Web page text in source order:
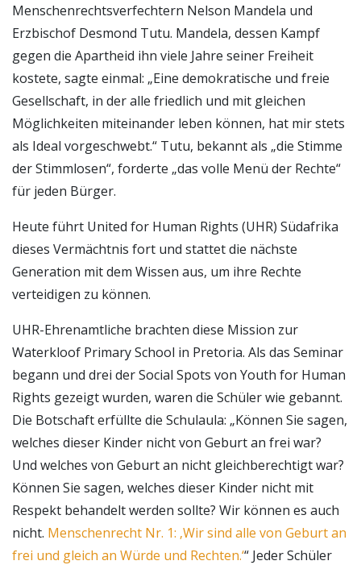
Menschenrechtsverfechtern Nelson Mandela und
Erzbischof Desmond Tutu. Mandela, dessen Kampf
gegen die Apartheid ihn viele Jahre seiner Freiheit
kostete, sagte einmal: „Eine demokratische und freie
Gesellschaft, in der alle friedlich und mit gleichen
Möglichkeiten miteinander leben können, hat mir stets
als Ideal vorgeschwebt.“ Tutu, bekannt als „die Stimme
der Stimmlosen“, forderte „das volle Menü der Rechte“
für jeden Bürger.
Heute führt United for Human Rights (UHR) Südafrika
dieses Vermächtnis fort und stattet die nächste
Generation mit dem Wissen aus, um ihre Rechte
verteidigen zu können.
UHR-Ehrenamtliche brachten diese Mission zur
Waterkloof Primary School in Pretoria. Als das Seminar
begann und drei der Social Spots von Youth for Human
Rights gezeigt wurden, waren die Schüler wie gebannt.
Die Botschaft erfüllte die Schulaula: „Können Sie sagen,
welches dieser Kinder nicht von Geburt an frei war?
Und welches von Geburt an nicht gleichberechtigt war?
Können Sie sagen, welches dieser Kinder nicht mit
Respekt behandelt werden sollte? Wir können es auch
nicht. Menschenrecht Nr. 1: ‚Wir sind alle von Geburt an
frei und gleich an Würde und Rechten.‘“ Jeder Schüler